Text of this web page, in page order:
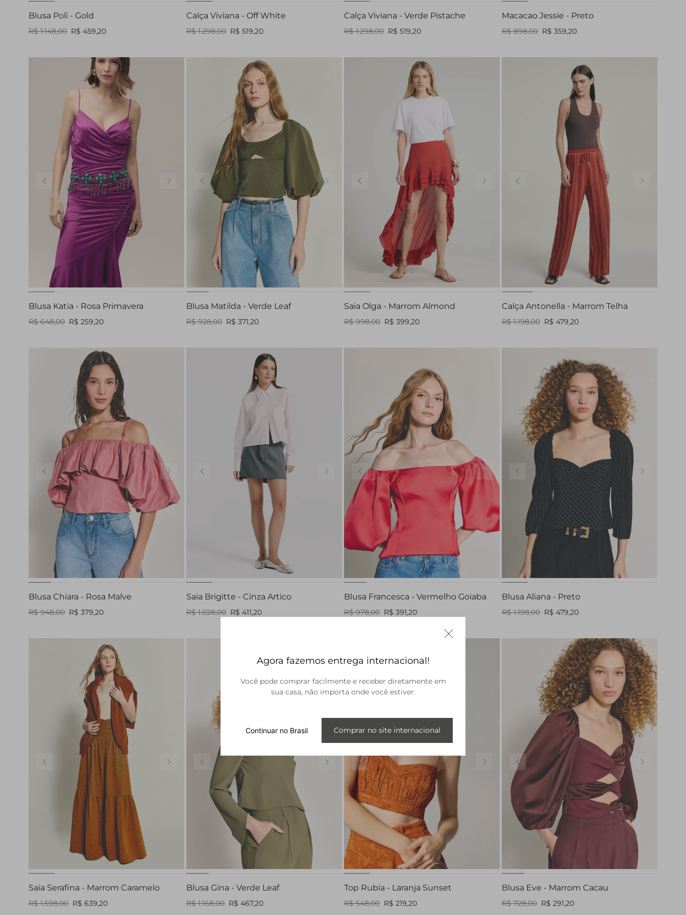
Blusa Poli - Gold
R$ 1.148,00 R$ 459,20
Calça Viviana - Off White
R$ 1.298,00 R$ 519,20
Calça Viviana - Verde Pistache
R$ 1.298,00 R$ 519,20
Macacao Jessie - Preto
R$ 898,00 R$ 359,20
Blusa Katia - Rosa Primavera
R$ 648,00 R$ 259,20
P
Blusa Matilda - Verde Leaf
R$ 928,00 R$ 371,20
38 40 42
Saia Olga - Marrom Almond
R$ 998,00 R$ 399,20
36 38 40
Calça Antonella - Marrom Telha
R$ 1.198,00 R$ 479,20
PP M
Blusa Chiara - Rosa Malve
R$ 948,00 R$ 379,20
36 38
Saia Brigitte - Cinza Artico
R$ 1.028,00 R$ 411,20
PP
Blusa Francesca - Vermelho Goiaba
R$ 978,00 R$ 391,20
Blusa Aliana - Preto
R$ 1.198,00 R$ 479,20
38
Saia Serafina - Marrom Caramelo
R$ 1.598,00 R$ 639,20
Blusa Gina - Verde Leaf
R$ 1.168,00 R$ 467,20
PP P
Top Rubia - Laranja Sunset
R$ 548,00 R$ 219,20
Blusa Eve - Marrom Cacau
R$ 728,00 R$ 291,20
Agora fazemos entrega internacional!
Você pode comprar facilmente e receber diretamente em
sua casa, não importa onde você estiver.
Continuar no Brasil Comprar no site internacional